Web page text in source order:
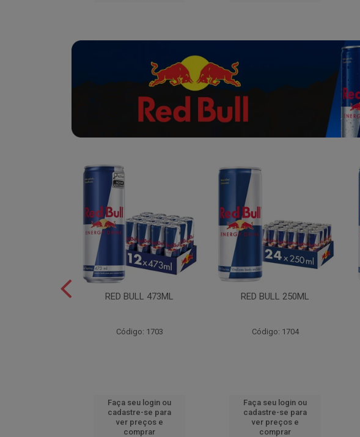
RED BULL 473ML
Código: 1703
Faça seu login ou
cadastre-se para
ver preços e
comprar
RED BULL 250ML
Código: 1704
Faça seu login ou
cadastre-se para
ver preços e
comprar